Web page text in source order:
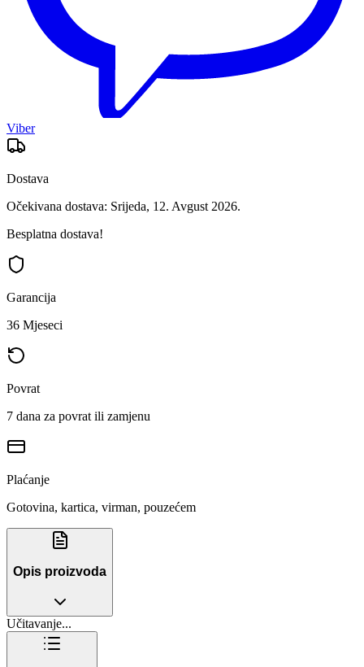
Viber
Dostava
Očekivana dostava: Srijeda, 12. Avgust 2026.
Besplatna dostava!
Garancija
36 Mjeseci
Povrat
7 dana za povrat ili zamjenu
Plaćanje
Gotovina, kartica, virman, pouzećem
Opis proizvoda
Učitavanje...